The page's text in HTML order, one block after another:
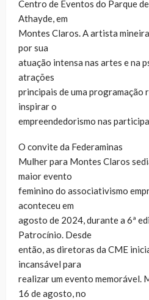
Centro de Eventos do Parque
Athayde, em
Montes Claros. A artista
por sua
atuação intensa nas artes e na
atrações
principais de uma programação
inspirar o
empreendedorismo nas
O convite da Federaminas
Mulher para Montes Claros
maior evento
feminino do associativismo
aconteceu em
agosto de 2024, durante a 6ª
Patrocínio. Desde
então, as diretoras da CME
incansável para
realizar um evento memorável.
16 de agosto, no